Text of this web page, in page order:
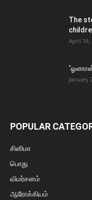
The
April 16,
January
POPULAR
சினிமா
பொது
விமர்சனம்
ஆரோக்கியம்